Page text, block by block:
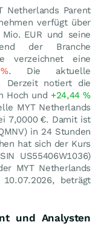
Netherlands Parent
verfügt über
EUR und seine
der Branche
verzeichnet eine
%. Die aktuelle
Derzeit notiert die
Hoch und +24,44%
MYT Netherlands
7,0000 €. Damit ist
in 24 Stunden
hat sich der Kurs
US55406W1036)
MYT Netherlands
beträgt
und Analysten